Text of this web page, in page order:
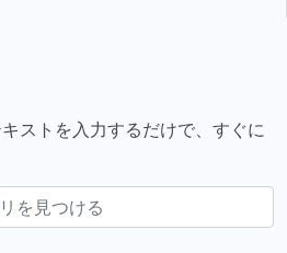
ストを入力するだけで、すぐに